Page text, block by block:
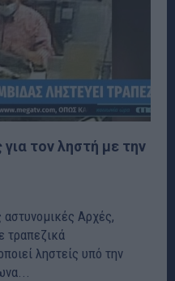
τον ληστή με την
αστυνομικές Αρχές,
τραπεζικά
ληστείς υπό την
Σύμφωνα...